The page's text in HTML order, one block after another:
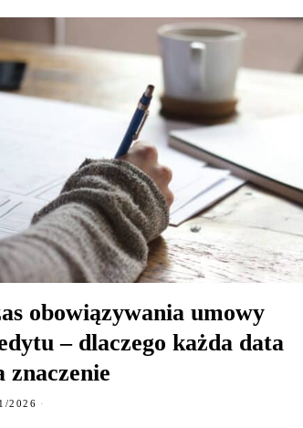
obowiązywania umowy
– dlaczego każda data
znaczenie
2026